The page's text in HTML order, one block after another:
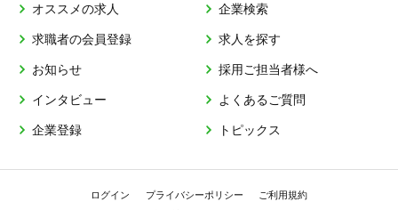
オススメの求人 企業検索
求職者の会員登録 求人を探す
お知らせ 採用ご担当者様へ
インタビュー よくあるご質問
企業登録 トピックス
ログイン プライバシーポリシー
ご利用規約